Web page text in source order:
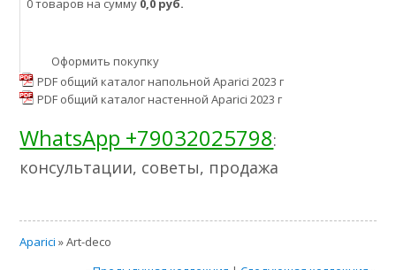
0 товаров на сумму 0,0 руб.
Оформить покупку
PDF общий каталог напольной Aparici 2023 г
PDF общий каталог настенной Aparici 2023 г
WhatsApp +79032025798:
консультации, советы, продажа
Aparici » Art-deco